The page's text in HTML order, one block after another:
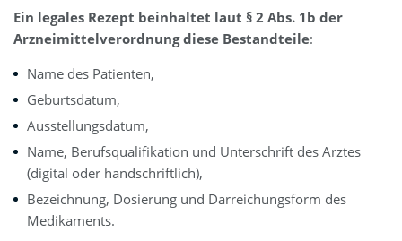
Ein legales Rezept beinhaltet laut § 2 Abs. 1b der
Arzneimittelverordnung diese Bestandteile:
Name des Patienten,
Geburtsdatum,
Ausstellungsdatum,
Name, Berufsqualifikation und Unterschrift des Arztes
(digital oder handschriftlich),
Bezeichnung, Dosierung und Darreichungsform des
Medikaments.